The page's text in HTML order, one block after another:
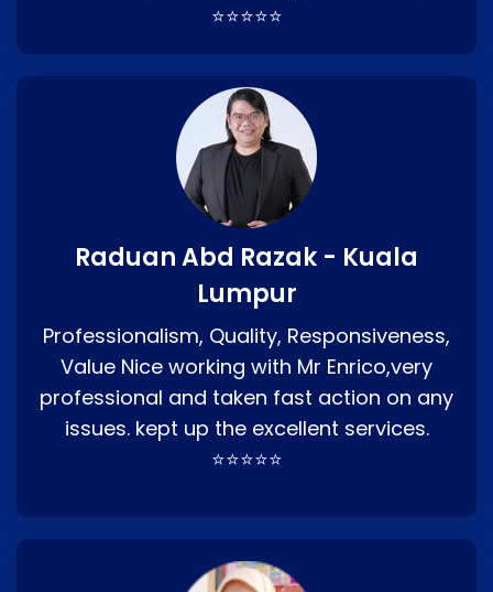
⭐⭐⭐⭐⭐
Raduan Abd Razak - Kuala
Lumpur
Professionalism, Quality, Responsiveness,
Value Nice working with Mr Enrico,very
professional and taken fast action on any
issues. kept up the excellent services.
⭐⭐⭐⭐⭐